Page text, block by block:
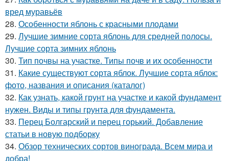
вред муравьёв
28. Особенности яблонь с красными плодами
29. Лучшие зимние сорта яблонь для средней полосы.
Лучшие сорта зимних яблонь
30. Тип почвы на участке. Типы почв и их особенности
31. Какие существуют сорта яблок. Лучшие сорта яблок:
фото, названия и описания (каталог)
32. Как узнать, какой грунт на участке и какой фундамент
нужен. Виды и типы грунта для фундамента.
33. Перец Болгарский и перец горький. Добавление
статьи в новую подборку
34. Обзор технических сортов винограда. Всем мира и
добра!